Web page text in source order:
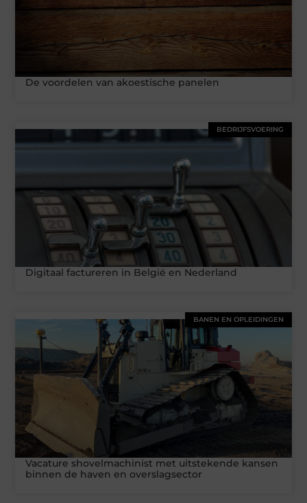
De voordelen van akoestische panelen
BEDRIJFSVOERING
Digitaal factureren in België en Nederland
BANEN EN OPLEIDINGEN
Vacature shovelmachinist met uitstekende kansen
binnen de haven en overslagsector